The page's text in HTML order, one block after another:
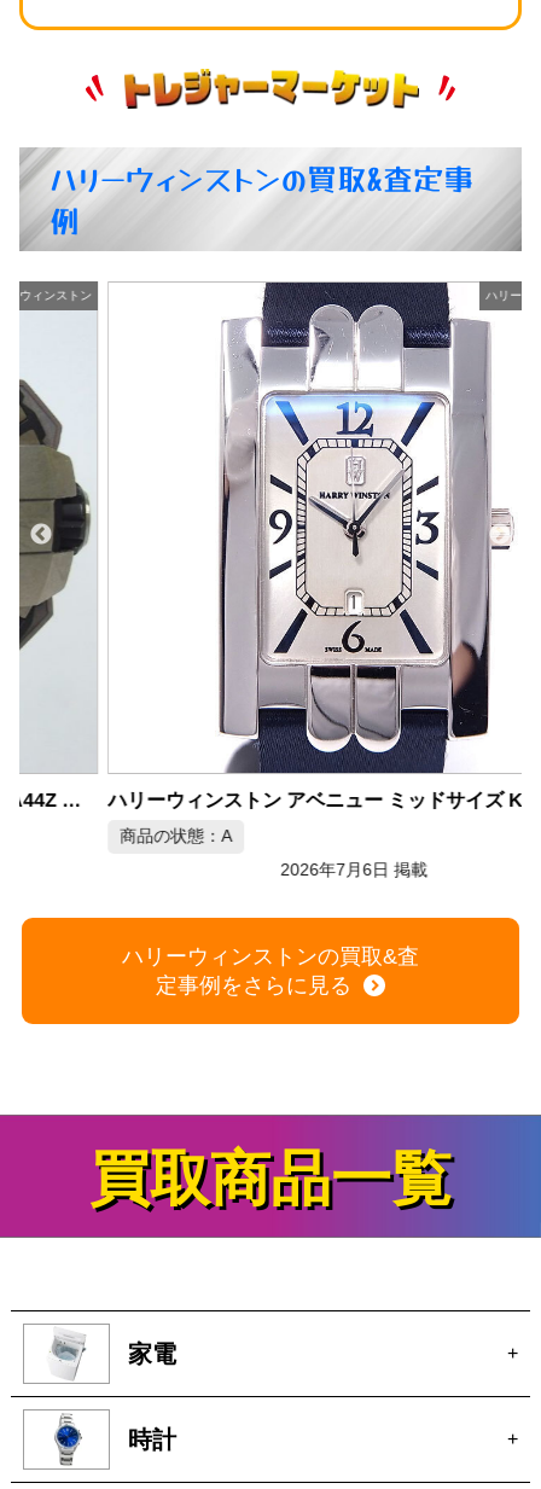
ハリーウィンストンの買取&査定事
例
ハリーウィンストン
ハリーウィンストン アベニュー ミッドサイズ K18WG クォーツ
商品の状態：A
2026年7月6日 掲載
ハリーウィンストンの買取&査
定事例をさらに見る
買取商品一覧
家電 +
時計 +